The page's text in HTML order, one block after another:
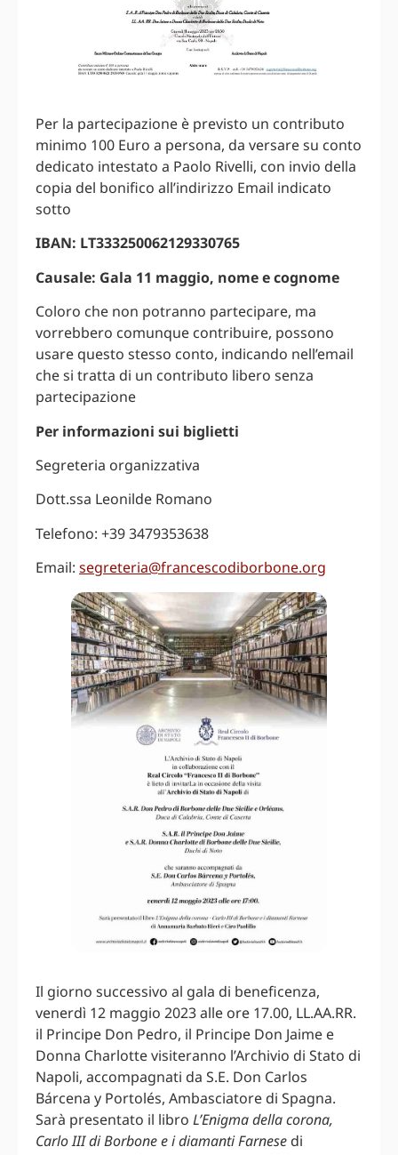
Per la partecipazione è previsto un contributo
minimo 100 Euro a persona, da versare su conto
dedicato intestato a Paolo Rivelli, con invio della
copia del bonifico all’indirizzo Email indicato
sotto
IBAN: LT333250062129330765
Causale: Gala 11 maggio, nome e cognome
Coloro che non potranno partecipare, ma
vorrebbero comunque contribuire, possono
usare questo stesso conto, indicando nell’email
che si tratta di un contributo libero senza
partecipazione
Per informazioni sui biglietti
Segreteria organizzativa
Dott.ssa Leonilde Romano
Telefono: +39 3479353638
Email: segreteria@francescodiborbone.org
Il giorno successivo al gala di beneficenza,
venerdì 12 maggio 2023 alle ore 17.00, LL.AA.RR.
il Principe Don Pedro, il Principe Don Jaime e
Donna Charlotte visiteranno l’Archivio di Stato di
Napoli, accompagnati da S.E. Don Carlos
Bárcena y Portolés, Ambasciatore di Spagna.
Sarà presentato il libro L’Enigma della corona,
Carlo III di Borbone e i diamanti Farnese di